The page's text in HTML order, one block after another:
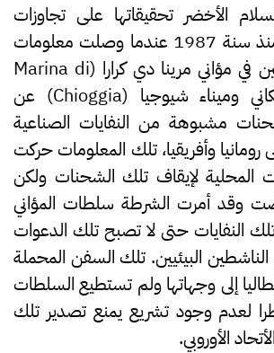
الأخضر تحقيقاتها على تجاوزات
السفن الإيطالية منذ سنة 1987 عندما وصلت معلومات
للأعلام من العاملين في مؤاني مرينا دي كرارا (Marina di
Carrara) التوسكاني وميناء شيوجيا (Chioggia) عن
مشبوهة من النفايات الصناعية
رومانيا وأفريقيا، تلك المعلومات حركت
المحلية لإيقاف تلك الشحنات ولكن
وقد أمرت الشرطة سلطات المؤاني
النفايات حتى لا تصبح تلك الدعوات
البيئيين. تلك السفن المحملة
إلى وجهاتها ولم تستطيع السلطات
لعدم وجود تشريع يمنع تصدير تلك
الأوروبي.